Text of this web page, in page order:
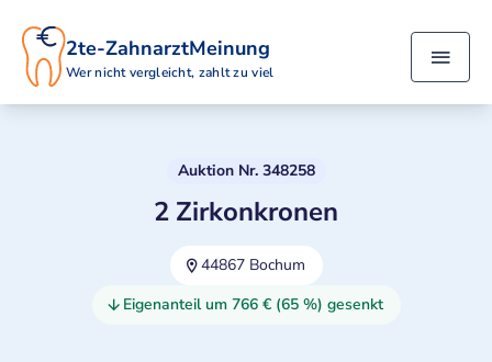
2te-ZahnarztMeinung
Wer nicht vergleicht, zahlt zu viel
Auktion Nr. 348258
2 Zirkonkronen
44867 Bochum
Eigenanteil um 766 € (65 %) gesenkt